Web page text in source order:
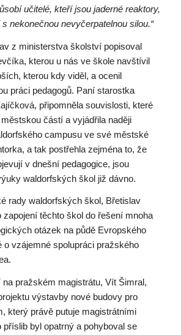
učitelé, kteří jsou jaderné reaktory,
nekonečnou nevyčerpatelnou silou.“
z ministerstva školství popisoval
kterou u nás ve škole navštívil
kterou kdy viděl, a ocenil
práci pedagogů. Paní starostka
připomněla souvislosti, které
částí a vyjádřila naději
campusu ve své městské
a tak postřehla zejména to, že
v dnešní pedagogice, jsou
waldorfských škol již dávno.
rady waldorfských škol, Břetislav
těchto škol do řešení mnoha
otázek na půdě Evropského
o vzájemné spolupráci pražského
pražském magistrátu, Vít Šimral,
výstavby nové budovy pro
který právě putuje magistrátními
příslib byl opatrný a pohyboval se